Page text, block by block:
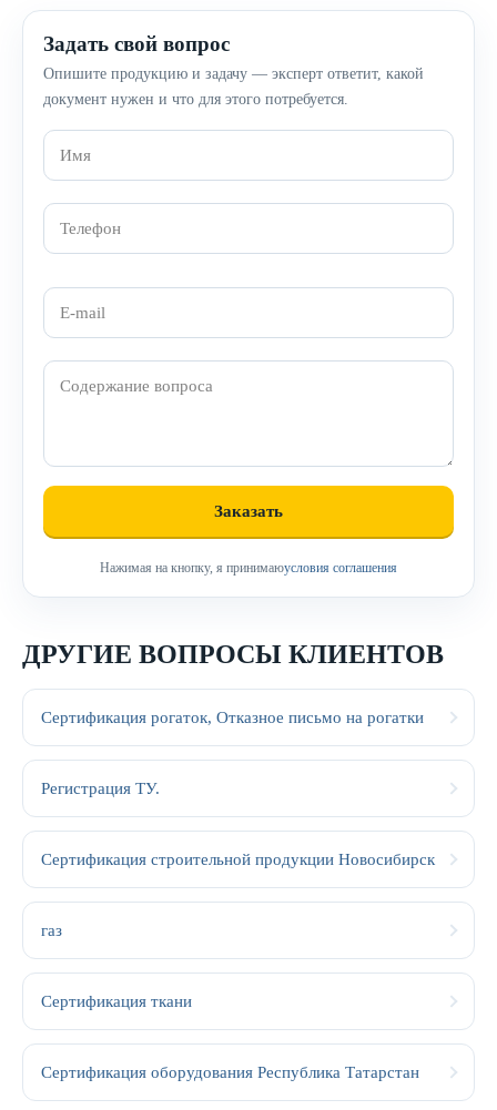
Задать свой вопрос
Опишите продукцию и задачу — эксперт ответит, какой
документ нужен и что для этого потребуется.
Нажимая на кнопку, я принимаюусловия соглашения
ДРУГИЕ ВОПРОСЫ КЛИЕНТОВ
Сертификация рогаток, Отказное письмо на рогатки
Регистрация ТУ.
Сертификация строительной продукции Новосибирск
газ
Сертификация ткани
Сертификация оборудования Республика Татарстан